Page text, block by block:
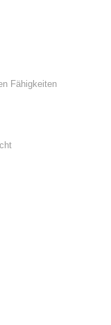
Fähigkeiten